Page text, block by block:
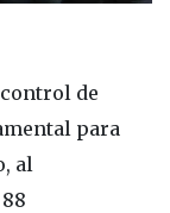
de
para
al